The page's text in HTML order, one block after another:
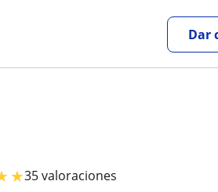
Dar
★35 valoraciones